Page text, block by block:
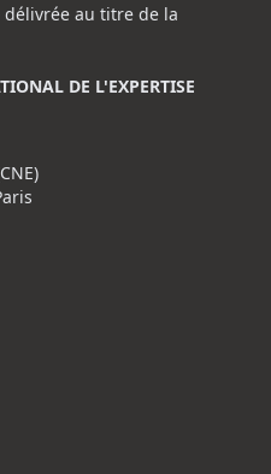
au titre de la
DE L'EXPERTISE